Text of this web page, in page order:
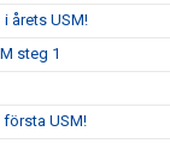
i årets USM!
steg 1
USM!